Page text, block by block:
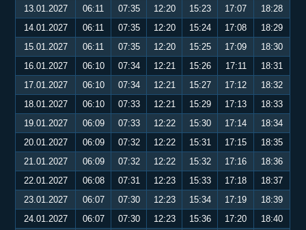
13.01.2027
06:11 07:35 12:20 15:23 17:07
18:28
14.01.2027
06:11 07:35 12:20 15:24 17:08
18:29
15.01.2027
06:11 07:35 12:20 15:25 17:09
18:30
16.01.2027
06:10 07:34 12:21 15:26 17:11
18:31
17.01.2027
06:10 07:34 12:21 15:27 17:12
18:32
18.01.2027
06:10 07:33 12:21 15:29 17:13
18:33
19.01.2027
06:09 07:33 12:22 15:30 17:14
18:34
20.01.2027
06:09 07:32 12:22 15:31 17:15
18:35
21.01.2027
06:09 07:32 12:22 15:32 17:16
18:36
22.01.2027
06:08 07:31 12:23 15:33 17:18
18:37
23.01.2027
06:07 07:30 12:23 15:34 17:19
18:39
24.01.2027
06:07 07:30 12:23 15:36 17:20
18:40